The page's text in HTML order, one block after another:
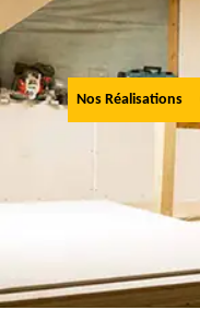
Nos Réalisations